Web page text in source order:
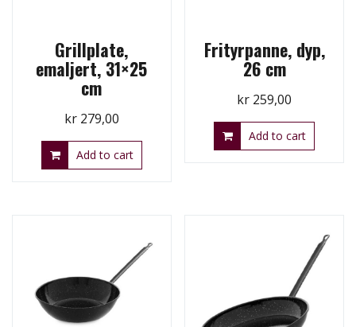
Grillplate,
emaljert, 31×25
cm
kr279,00
Add to cart
Frityrpanne, dyp,
26 cm
kr 259,00
Add to cart